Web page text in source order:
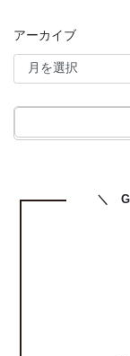
アーカイブ
カ
＼